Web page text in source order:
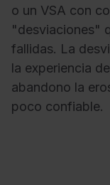
o un VSA con
"desviaciones"
fallidas. La
la experiencia
abandono la
poco confiable.